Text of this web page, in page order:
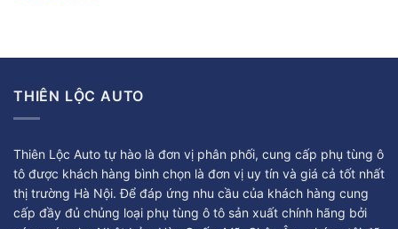
THIÊN LỘC AUTO
Thiên Lộc Auto tự hào là đơn vị phân phối, cung cấp phụ tùng ô
tô được khách hàng bình chọn là đơn vị uy tín và giá cả tốt nhất
thị trường Hà Nội. Để đáp ứng nhu cầu của khách hàng cung
cấp đầy đủ chủng loại phụ tùng ô tô sản xuất chính hãng bởi